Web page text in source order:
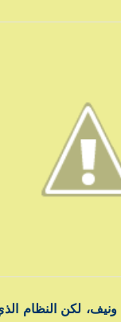
ونيف، لكن النظام